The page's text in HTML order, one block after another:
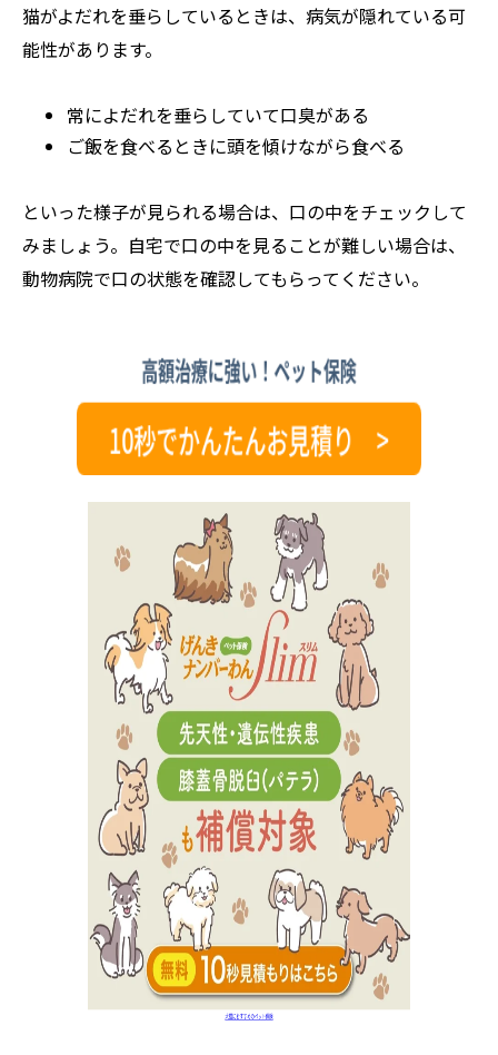
猫がよだれを垂らしているときは、病気が隠れている可
能性があります。
常によだれを垂らしていて口臭がある
ご飯を食べるときに頭を傾けながら食べる
といった様子が見られる場合は、口の中をチェックして
みましょう。自宅で口の中を見ることが難しい場合は、
動物病院で口の状態を確認してもらってください。